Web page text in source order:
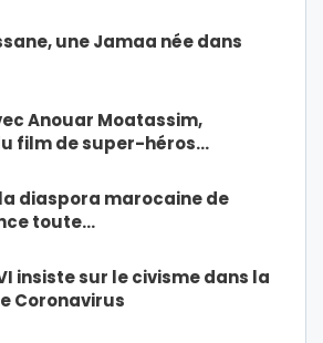
une Jamaa née dans
Anouar Moatassim,
film de super-héros…
diaspora marocaine de
toute…
insiste sur le civisme dans la
Coronavirus